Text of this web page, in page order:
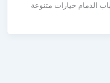
خيارات متنوعة